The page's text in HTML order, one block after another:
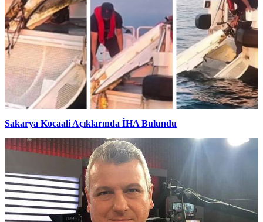
Sakarya Kocaali Açıklarında İHA Bulundu